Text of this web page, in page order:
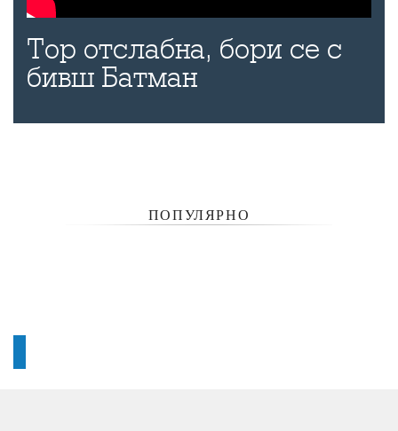
Тор отслабна, бори се с
бивш Батман
ПОПУЛЯРНО